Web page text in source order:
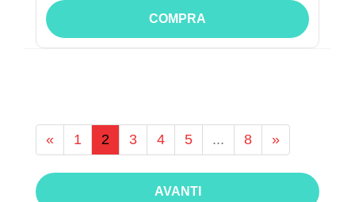
COMPRA
« 1 2 3 4 5 ... 8 »
AVANTI